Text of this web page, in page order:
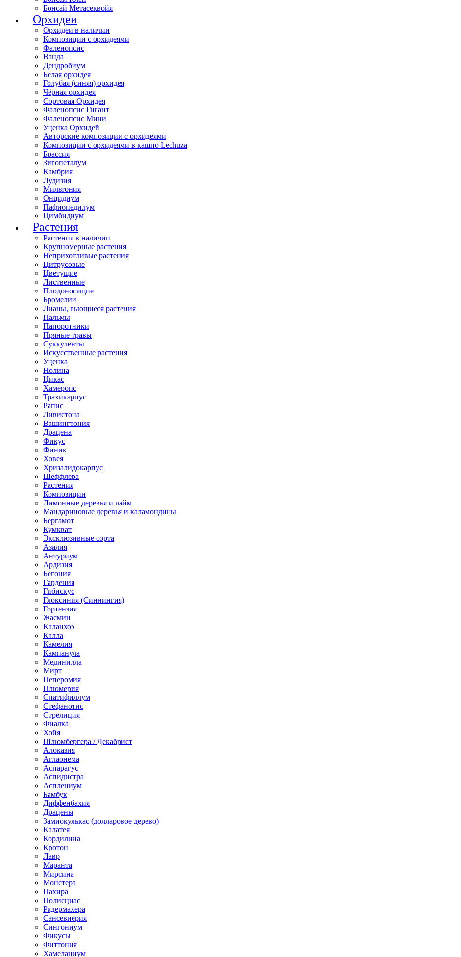
Бонсай Метасеквойя
Орхидеи
Орхидеи в наличии
Композиции с орхидеями
Фаленопсис
Ванда
Дендробиум
Белая орхидея
Голубая (синяя) орхидея
Чёрная орхидея
Сортовая Орхидея
Фаленопсис Гигант
Фаленопсис Мини
Уценка Орхидей
Авторские композиции с орхидеями
Композиции с орхидеями в кашпо Lechuza
Брассия
Зигопеталум
Камбрия
Лудизия
Мильтония
Онцидиум
Пафиопедилум
Цимбидиум
Растения
Растения в наличии
Крупномерные растения
Неприхотливые растения
Цитрусовые
Цветущие
Лиственные
Плодоносящие
Бромелии
Лианы, вьющиеся растения
Пальмы
Папоротники
Пряные травы
Суккуленты
Искусственные растения
Уценка
Нолина
Цикас
Хамеропс
Трахикарпус
Рапис
Ливистона
Вашингтония
Драцена
Фикус
Финик
Ховея
Хризалидокарпус
Шеффлера
Растения
Композиции
Лимонные деревья и лайм
Мандариновые деревья и каламондины
Бергамот
Кумкват
Эксклюзивные сорта
Азалия
Антуриум
Ардизия
Бегония
Гардения
Гибискус
Глоксиния (Синнингия)
Гортензия
Жасмин
Каланхоэ
Калла
Камелия
Кампанула
Мединилла
Мирт
Пеперомия
Плюмерия
Спатифиллум
Стефанотис
Стрелиция
Фиалка
Хойя
Шлюмбергера / Декабрист
Алоказия
Аглаонема
Аспарагус
Аспидистра
Асплениум
Бамбук
Диффенбахия
Драцены
Замиокулькас (долларовое дерево)
Калатея
Кордилина
Кротон
Лавр
Маранта
Мирсина
Монстера
Пахира
Полисциас
Радермахера
Сансевиерия
Сингониум
Фикусы
Фиттония
Хамелациум